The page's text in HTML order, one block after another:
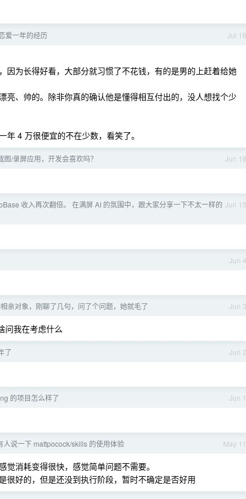
Jul 16
爱一年的经历
因为长得好看，大部分就习惯了不花钱，有的是男的上赶着给她
亮、帅的。除非你真的确认他是懂得相互付出的，没人想找个少
4 万很便宜的不在少数，看笑了。
Jun 18
图/录屏应用，开发会喜欢吗？
Jun 15
收入再次翻倍。 在满屏 AI 的氛围中，跟大家分享一下不太一样的
Jun 4
Jun 3
亲对象，刚聊了几句，问了个问题，她就毛了
问我在考虑什么
Jun 2
了
Jun 1
的项目怎么样了
May 11
人说一下 mattpocock/skills 的使用体验
消耗变得很快，感觉简单问题不需要。
很好的，但是还没到执行阶段，暂时不确定是否好用